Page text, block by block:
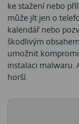
ke stažení nebo
může jít jen o
kalendář nebo
škodlivým
umožnit
instalaci malwaru.
horší.